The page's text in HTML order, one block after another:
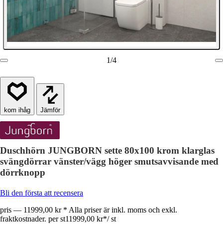
1/4
Jämför
Duschhörn JUNGBORN sette 80x100 krom klarglas
svängdörrar vänster/vägg höger smutsavvisande med
dörrknopp
Bli den första att recensera
pris — 11999,00 kr * Alla priser är inkl. moms och exkl.
fraktkostnader. per st11999,00 kr*/ st